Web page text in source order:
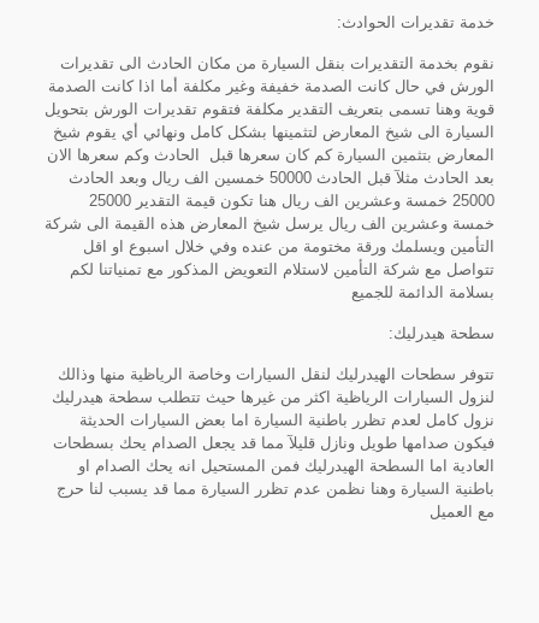
خدمة تقديرات الحوادث:
نقوم بخدمة التقديرات بنقل السيارة من مكان الحادث الى تقديرات
الورش في حال كانت الصدمة خفيفة وغير مكلفة أما اذا كانت الصدمة
قوية وهنا تسمى بتعريف التقدير مكلفة فتقوم تقديرات الورش بتحويل
السيارة الى شيخ المعارض لتثمينها بشكل كامل ونهائي أي يقوم شيخ
المعارض بتثمين السيارة كم كان سعرها قبل الحادث وكم سعرها الان
بعد الحادث مثلآ قبل الحادث 50000 خمسين الف ريال وبعد الحادث
25000 خمسة وعشرين الف ريال هنا تكون قيمة التقدير 25000
خمسة وعشرين الف ريال يرسل شيخ المعارض هذه القيمة الى شركة
التأمين ويسلمك ورقة مختومة من عنده وفي خلال اسبوع او اقل
تتواصل مع شركة التأمين لاستلام التعويض المذكور مع تمنياتنا لكم
بسلامة الدائمة للجميع
سطحة هيدرليك:
تتوفر سطحات الهيدرليك لنقل السيارات وخاصة الرياظية منها وذالك
لنزول السيارات الرياظية اكثر من غيرها حيث تتطلب سطحة هيدرليك
نزول كامل لعدم تظرر باطنية السيارة اما بعض السيارات الحديثة
فيكون صدامها طويل ونازل قليلآ مما قد يجعل الصدام يحك بسطحات
العادية اما السطحة الهيدرليك فمن المستحيل انه يحك الصدام او
باطنية السيارة وهنا نظمن عدم تظرر السيارة مما قد يسبب لنا حرج
مع العميل